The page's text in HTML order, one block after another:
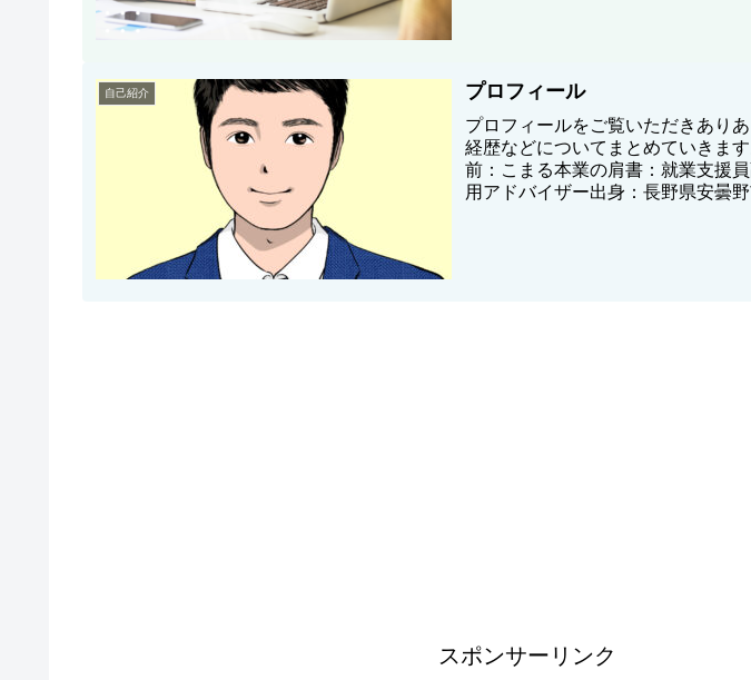
自己紹介 プロフィール
プロフィールをご覧いただきあり
経歴などについてまとめていきま
前：こまる本業の肩書：就業支援
用アドバイザー出身：長野県安曇
スポンサーリンク